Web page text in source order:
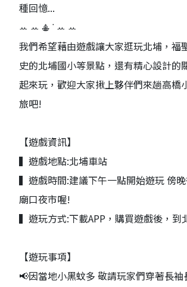
種回憶...
ꕀ ꕀ 𖠳 ᐝ ꕀ ꕀ
我們希望藉由遊戲讓大家逛玩北埔，福
史的北埔國小等景點，還有精心設計的
起來玩，歡迎大家揪上夥伴們來趟高橋
旅吧!
【遊戲資訊】
▍遊戲地點:北埔車站
▍遊戲時間:建議下午一點開始遊玩 傍
廟口夜市喔!
▍遊玩方式:下載APP，購買遊戲後，到
【遊玩事項】
📢因當地小黑蚊多 敬請玩家們穿著長袖